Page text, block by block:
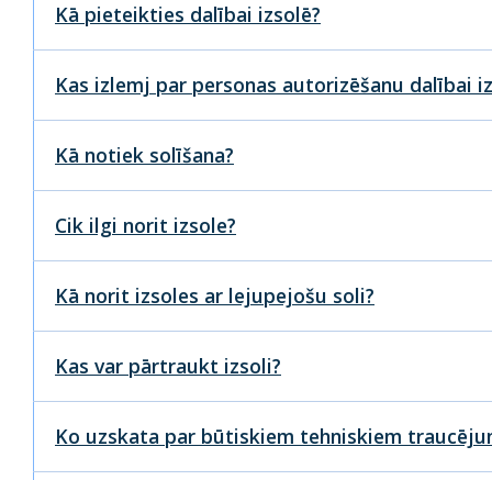
Kā pieteikties dalībai izsolē?
Kas izlemj par personas autorizēšanu dalībai
Kā notiek solīšana?
Cik ilgi norit izsole?
Kā norit izsoles ar lejupejošu soli?
Kas var pārtraukt izsoli?
Ko uzskata par būtiskiem tehniskiem